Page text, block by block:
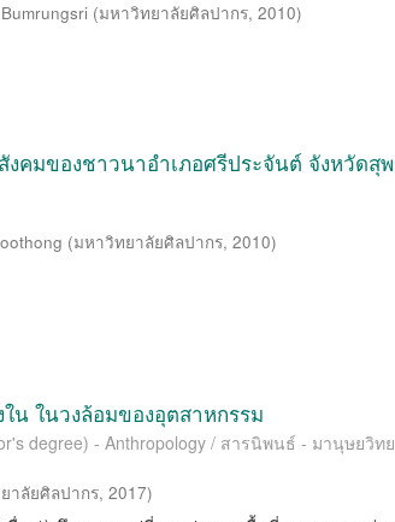
(มหาวิทยาลัยศิลปากร,2010)
งคมของชาวนาอำเภอศรีประจันต์ จังหวัดสุ
(มหาวิทยาลัยศิลปากร,2010)
น ในวงล้อมของอุตสาหกรรม
degree) - Anthropology / สารนิพนธ์ - มานุษยวิท
าลัยศิลปากร,2017)